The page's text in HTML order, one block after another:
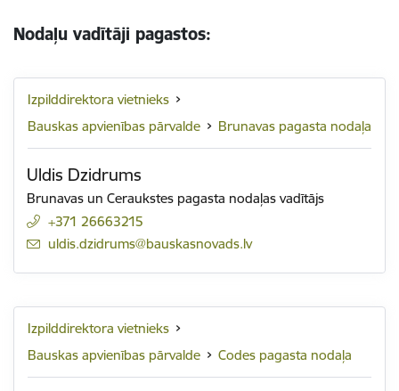
Nodaļu vadītāji pagastos:
Izpilddirektora vietnieks
Bauskas apvienības pārvalde
Brunavas pagasta nodaļa
Uldis Dzidrums
Brunavas un Ceraukstes pagasta nodaļas vadītājs
+371 26663215
E-pasts:
uldis.dzidrums@bauskasnovads.lv
Izpilddirektora vietnieks
Bauskas apvienības pārvalde
Codes pagasta nodaļa